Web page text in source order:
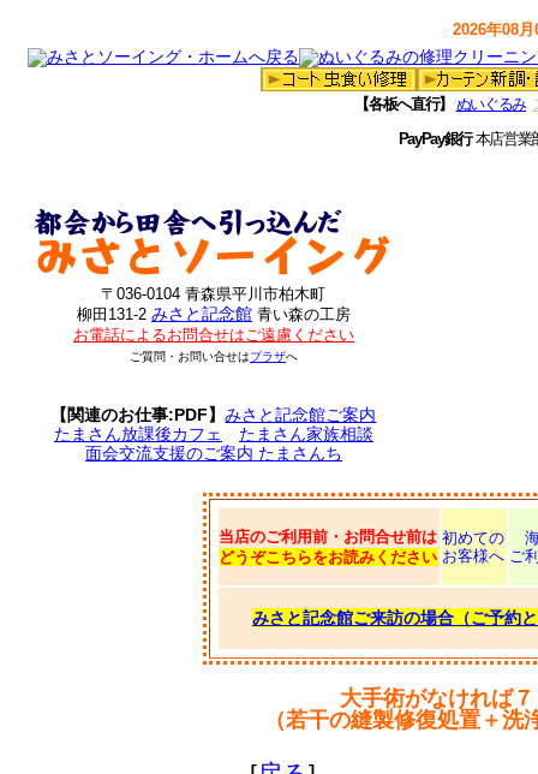
2026年08
【各板へ直行】 ぬいぐるみ
PayPay銀行本店営
〒036-0104 青森県平川市柏木町
柳田131-2 みさと記念館 青い森の工房
お電話によるお問合せはご遠慮ください
ご質問・お問い合せはプラザへ
【関連のお仕事:PDF】みさと記念館ご案内
たまさん放課後カフェ
たまさん家族相談
面会交流支援のご案内 たまさんち
当店のご利用前・お問合せ前は
どうぞこちらをお読みください
初めての
お客様へ ご
みさと記念館ご来訪の場合（ご予約
大手術がなければ
（若干の縫製修復処置＋